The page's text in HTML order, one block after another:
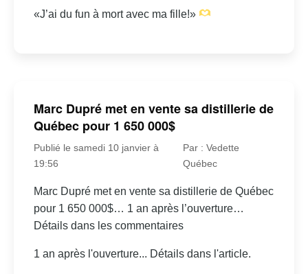
«J’ai du fun à mort avec ma fille!»
Marc Dupré met en vente sa distillerie de
Québec pour 1 650 000$
Publié le samedi 10 janvier à
19:56
Par : Vedette
Québec
Marc Dupré met en vente sa distillerie de Québec
pour 1 650 000$… 1 an après l’ouverture…
Détails dans les commentaires
1 an après l'ouverture... Détails dans l'article.